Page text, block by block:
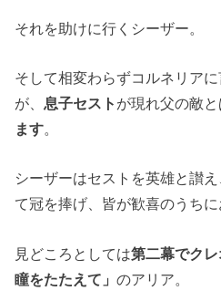
それを助けに行くシーザー。
そして相変わらずコルネリア
が、 息子セスト が現れ父の敵と
ます。
シーザーはセストを英雄と讃え
て冠を捧げ、皆が歓喜のうちに
見どころとしては第二幕でク
瞳をたたえて」のアリア。